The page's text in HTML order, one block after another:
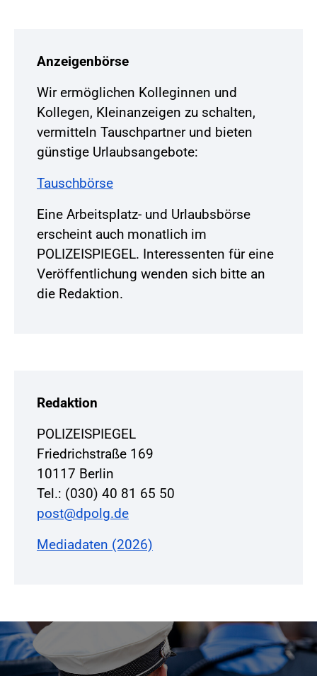
Anzeigenbörse
Wir ermöglichen Kolleginnen und
Kollegen, Kleinanzeigen zu schalten,
vermitteln Tauschpartner und bieten
günstige Urlaubsangebote:
Tauschbörse
Eine Arbeitsplatz- und Urlaubsbörse
erscheint auch monatlich im
POLIZEISPIEGEL. Interessenten für eine
Veröffentlichung wenden sich bitte an
die Redaktion.
Redaktion
POLIZEISPIEGEL
Friedrichstraße 169
10117 Berlin
Tel.: (030) 40 81 65 50
post@dpolg.de
Mediadaten (2026)